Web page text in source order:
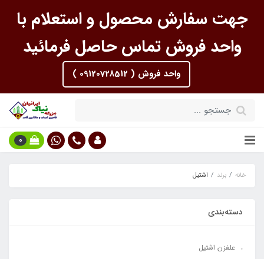
جهت سفارش محصول و استعلام با
واحد فروش تماس حاصل فرمائید
واحد فروش ( 09120728512 )
0
خانه برند اشتیل
دسته‌بندی
علفزن اشتیل